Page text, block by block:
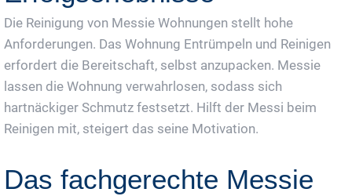
Die Reinigung von Messie Wohnungen stellt hohe
Anforderungen. Das Wohnung Entrümpeln und Reinigen
erfordert die Bereitschaft, selbst anzupacken. Messie
lassen die Wohnung verwahrlosen, sodass sich
hartnäckiger Schmutz festsetzt. Hilft der Messi beim
Reinigen mit, steigert das seine Motivation.
Das fachgerechte Messie